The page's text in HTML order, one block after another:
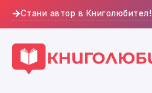
Стани автор в Книголюбител!